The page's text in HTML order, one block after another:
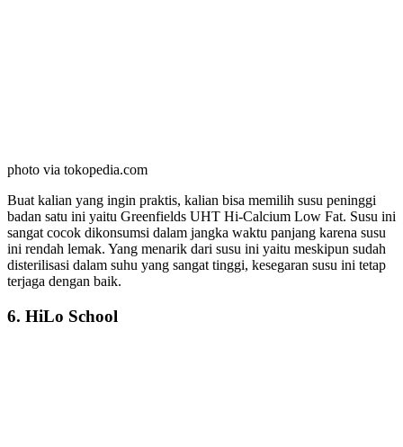
photo via tokopedia.com
Buat kalian yang ingin praktis, kalian bisa memilih susu peninggi
badan satu ini yaitu Greenfields UHT Hi-Calcium Low Fat. Susu ini
sangat cocok dikonsumsi dalam jangka waktu panjang karena susu
ini rendah lemak. Yang menarik dari susu ini yaitu meskipun sudah
disterilisasi dalam suhu yang sangat tinggi, kesegaran susu ini tetap
terjaga dengan baik.
6. HiLo School